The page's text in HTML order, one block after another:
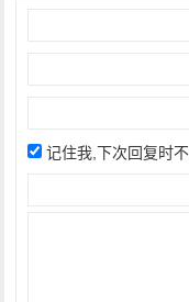
记住我,下次回复时